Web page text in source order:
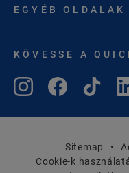
EGYÉB OLDALAK
KÖVESSE A
Sitemap
Cookie-k